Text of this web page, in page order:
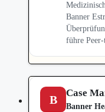
Banner
führe
B Case
Banner